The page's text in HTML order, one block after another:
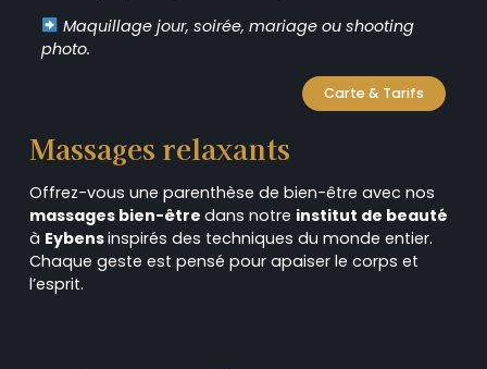
Maquillage jour, soirée, mariage ou shooting
photo.
Carte & Tarifs
Massages relaxants
Offrez-vous une parenthèse de bien-être avec nos
massages bien-être dans notre institut de beauté
à Eybensinspirés des techniques du monde entier.
Chaque geste est pensé pour apaiser le corps et
l’esprit.